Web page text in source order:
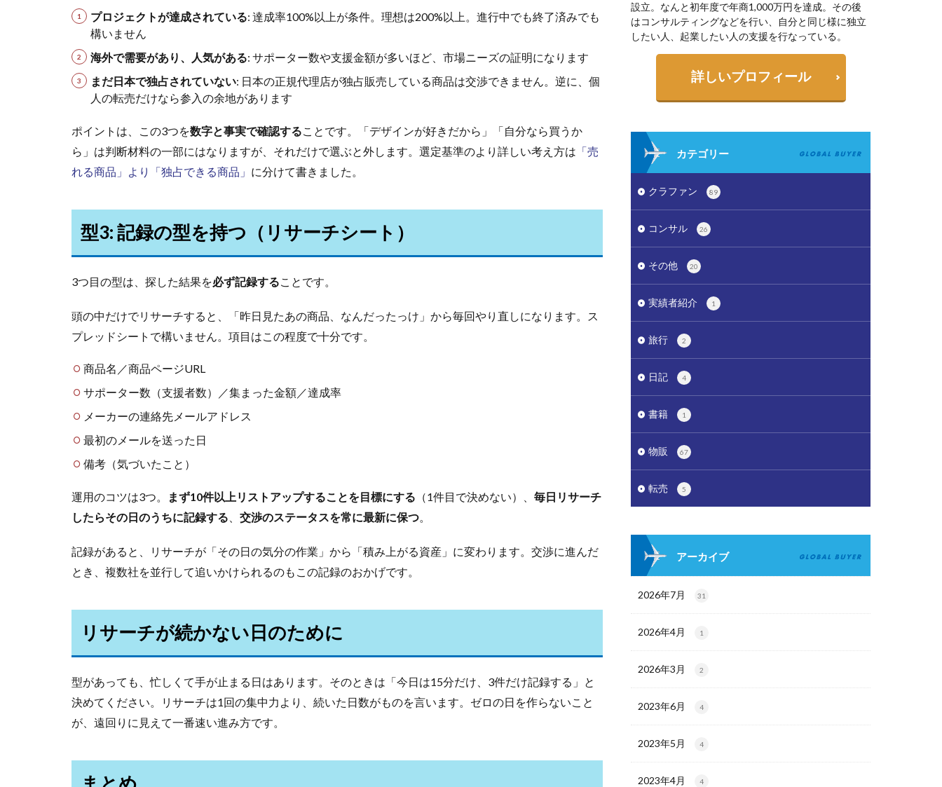
プロジェクトが達成されている: 達成率100%以上が条件。理想は200%以上。進行中でも終了済みでも
構いません
海外で需要があり、人気がある: サポーター数や支援金額が多いほど、市場ニーズの証明になります
まだ日本で独占されていない: 日本の正規代理店が独占販売している商品は交渉できません。逆に、個
人の転売だけなら参入の余地があります
ポイントは、この3つを数字と事実で確認することです。「デザインが好きだから」「自分なら買うか
ら」は判断材料の一部にはなりますが、それだけで選ぶと外します。選定基準のより詳しい考え方は 「売
れる商品」より「独占できる商品」 に分けて書きました。
型3: 記録の型を持つ（リサーチシート）
3つ目の型は、探した結果を必ず記録することです。
頭の中だけでリサーチすると、「昨日見たあの商品、なんだったっけ」から毎回やり直しになります。ス
プレッドシートで構いません。項目はこの程度で十分です。
商品名／商品ページURL
サポーター数（支援者数）／集まった金額／達成率
メーカーの連絡先メールアドレス
最初のメールを送った日
備考（気づいたこと）
運用のコツは3つ。 まず10件以上リストアップすることを目標にする （1件目で決めない）、 毎日リサーチ
したらその日のうちに記録する
交渉のステータスを常に最新に保つ。
記録があると、リサーチが「その日の気分の作業」から「積み上がる資産」に変わります。交渉に進んだ
とき、複数社を並行して追いかけられるのもこの記録のおかげです。
リサーチが続かない日のために
型があっても、忙しくて手が止まる日はあります。そのときは「今日は15分だけ、3件だけ記録する」と
決めてください。リサーチは1回の集中力より、続いた日数がものを言います。ゼロの日を作らないこと
が、遠回りに見えて一番速い進み方です。
設立。なんと初年度で年商1,000万円を達成。その後
はコンサルティングなどを行い、自分と同じ様に独立
したい人、起業したい人の支援を行なっている。
詳しいプロフィール
カテゴリー
クラファン 89
コンサル 26
その他 20
実績者紹介 1
旅行 2
日記 4
書籍 1
物販 67
転売 5
アーカイブ
2026年7月 31
2026年4月 1
2026年3月 2
2023年6月 4
2023年5月 4
2023年4月 4